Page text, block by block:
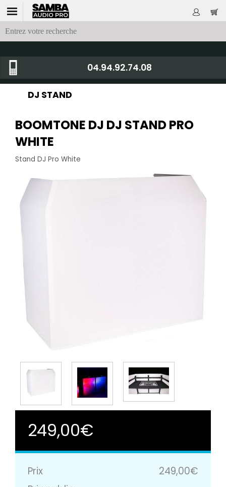
04.94.92.74.08
DJ STAND
BOOMTONE DJ DJ STAND PRO
WHITE
Stand DJ Pro White
249,00€
Prix
249,00€